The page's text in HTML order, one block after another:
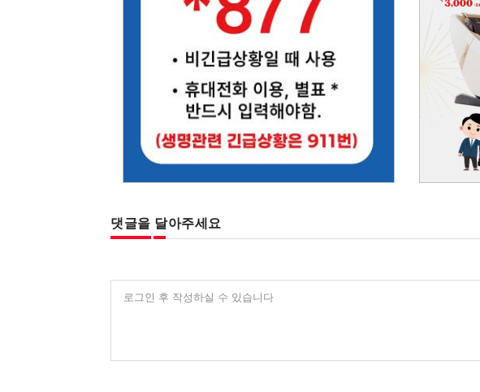
댓글을 달아주세요
로그인 후 작성하실 수 있습니다